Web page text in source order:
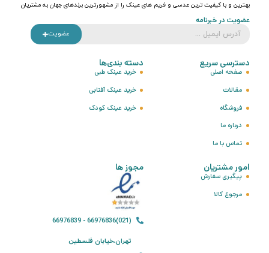
بهترین و با کیفیت ترین عدسی و فریم های عینک را از مشهورترین برندهای جهان به مشتریان
عضویت در خبرنامه
عضویت
دسترسی سریع
صفحه اصلی
مقالات
فروشگاه
درباره ما
تماس با ما
دسته بندی‌ها
خرید عینک طبی
خرید عینک آفتابی
خرید عینک کودک
امور مشتریان
پیگیری سفارش
مرجوع کالا
مجوز ها
(021)66976836 - 66976839
تهران،خیابان فلسطین